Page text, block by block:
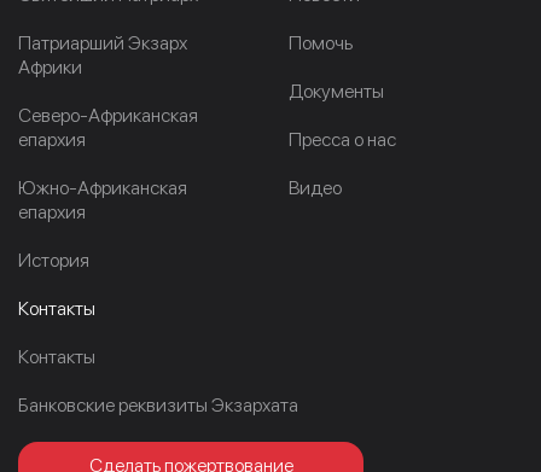
Патриарший Экзарх
Африки
Северо-Африканская
епархия
Южно-Африканская
епархия
История
Помочь
Документы
Пресса о нас
Видео
Контакты
Контакты
Банковские реквизиты Экзархата
Сделать пожертвование